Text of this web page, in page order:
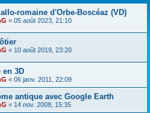
romaine d'Orbe-Boscéaz (VD)
« 05 août 2023, 21:10
« 10 août 2019, 23:20
en 3D
« 06 janv. 2011, 22:09
antique avec Google Earth
« 14 nov. 2008, 15:35